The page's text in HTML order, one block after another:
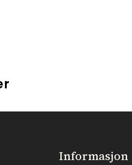
Informasjon